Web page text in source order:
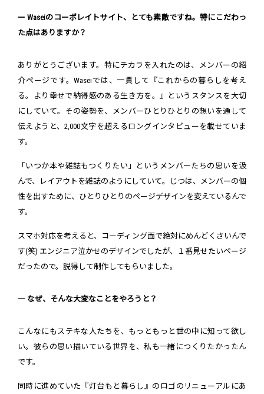
ー Waseiのコーポレイトサイト、とても素敵ですね。特にこだわっ
た点はありますか？
ありがとうございます。特にチカラを入れたのは、メンバーの紹
介ページです。Waseiでは、一貫して『これからの暮らしを考え
る。より幸せで納得感のある生き方を。』というスタンスを大切
にしていて。その姿勢を、メンバーひとりひとりの想いを通して
伝えようと、2,000文字を超えるロングインタビューを載せていま
す。
「いつか本や雑誌もつくりたい」というメンバーたちの思いを汲
んで、レイアウトを雑誌のようにしていて。じつは、メンバーの個
性を出すために、ひとりひとりのページデザインを変えているんで
す。
スマホ対応を考えると、コーディング面で絶対にめんどくさいんで
す(笑) エンジニア泣かせのデザインでしたが、１番見せたいページ
だったので。説得して制作してもらいました。
― なぜ、そんな大変なことをやろうと？
こんなにもステキな人たちを、もっともっと世の中に知って欲し
い。彼らの思い描いている世界を、私も一緒につくりたかったん
です。
同時に進めていた『灯台もと暮らし』のロゴのリニューアルにあ